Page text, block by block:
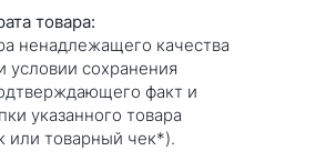
товара:
ненадлежащего качества
условии сохранения
факт и
указанного товара
или товарный чек*).